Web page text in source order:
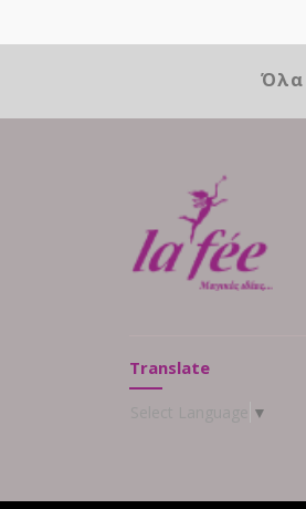
Όλα
Translate
▼